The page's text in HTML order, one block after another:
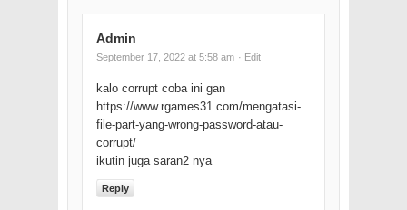
Admin
September 17, 2022 at 5:58 am · Edit
kalo corrupt coba ini gan
https://www.rgames31.com/mengatasi-
file-part-yang-wrong-password-atau-
corrupt/
ikutin juga saran2 nya
Reply